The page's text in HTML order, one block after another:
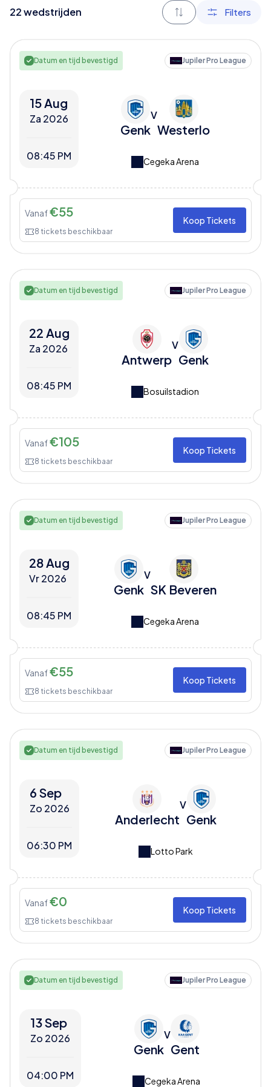
22wedstrijden Filters
Datum en tijd bevestigd Jupiler Pro League
15 Aug
Za 2026
08:45 PM
Genk
V
Westerlo
Cegeka Arena
Vanaf€55
8 tickets beschikbaar
Koop Tickets
Datum en tijd bevestigd Jupiler Pro League
22 Aug
Za 2026
08:45 PM
Antwerp
V
Genk
Bosuilstadion
Vanaf€105
8 tickets beschikbaar
Koop Tickets
Datum en tijd bevestigd Jupiler Pro League
28 Aug
Vr 2026
08:45 PM
Genk
V
SK Beveren
Cegeka Arena
Vanaf€55
8 tickets beschikbaar
Koop Tickets
Datum en tijd bevestigd Jupiler Pro League
6 Sep
Zo 2026
06:30 PM
Anderlecht
V
Genk
Lotto Park
Vanaf€0
8 tickets beschikbaar
Koop Tickets
Datum en tijd bevestigd Jupiler Pro League
13 Sep
Zo 2026
04:00 PM
Genk
V
Gent
Cegeka Arena